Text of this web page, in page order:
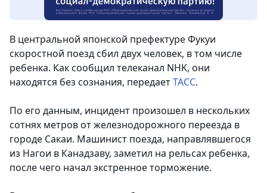
В центральной японской префектуре Фукуи
скоростной поезд сбил двух человек, в том числе
ребенка. Как сообщил телеканал NHK, они
находятся без сознания, передаетТАСС.
По его данным, инцидент произошел в нескольких
сотнях метров от железнодорожного переезда в
городе Сакаи. Машинист поезда, направлявшегося
из Нагои в Канадзаву, заметил на рельсах ребенка,
после чего начал экстренное торможение.